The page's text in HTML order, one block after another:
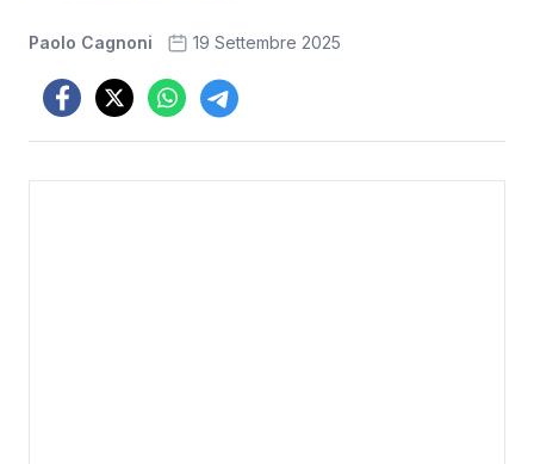
Paolo Cagnoni 19 Settembre 2025